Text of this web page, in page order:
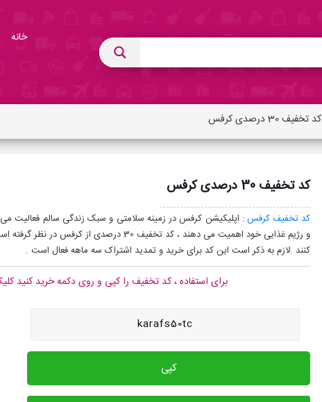
خانه
کد تخفیف 30 درصدی کرفس
کد تخفیف 30 درصدی کرفس
کد تخفیف کرفس: اپلیکیشن کرفس در زمینه سلامتی و سبک زندگی سالم فعالیت می
و رژیم غذایی خود اهمیت می دهند ، کد تخفیف 30
کنند .لازم به ذکر است این کد برای خرید و تمدید اشتراک سه ماهه فعال است .
برای استفاده ، کد تخفیف را کپی و روی دکمه خرید کنید
karafs50tc
کپی